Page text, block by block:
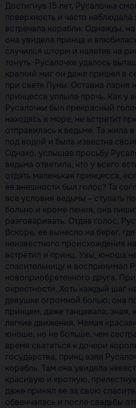
Достигнув 15 лет, Русалочка
поверхность и часто
встречала корабли. Однажды,
она увидела принца и
случился шторм и налетев на
тонуть. Русалочке удалось
краткий миг он даже пришел в
при свете Луны. Оставив парня
принцесса уплыла прочь. Как у
Русалочки был прекрасный
находясь в море, не встретит
отправилась к ведьме. Та жила
под водой и была известна
Однако, услышав просьбу
ведьма ответила, что у всего
отдать маленькая принцесса,
ее внешности был голос? Та
все условия ведьмы – ступать
больно и кроме пения, она
разговаривать. Отдав голос,
Вскоре, ее вынесло на берег,
неизвестного происхождения
встретил и принц. Увы, юноша
спасительницу и воспринимал
новоприобретенного друга.
окрестности. Хоть каждый шаг
девушке огромной болью, она
принцем, даже танцевала, зная,
легкие движения. Немая
юноше, но не больше, чем
время свататься к дочери
государства, принц взял
корабль. Там она увидела
красивую и кроткую,
даже принял ее за свою
обвенчалась и после свадьбы